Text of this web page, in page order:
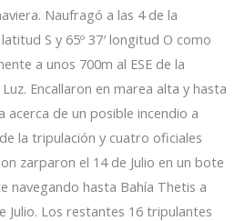
Naufragó a las 4 de la
S y 65º 37′ longitud O como
a unos 700m al ESE de la
Encallaron en marea alta y hasta
acerca de un posible incendio a
la tripulación y cuatro oficiales
zarparon el 14 de Julio en un bote
navegando hasta Bahía Thetis a
Julio. Los restantes 16 tripulantes